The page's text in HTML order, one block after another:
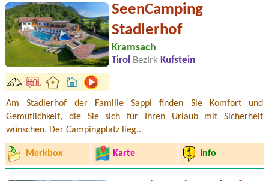
SeenCamping
Stadlerhof
Kramsach
Tirol Bezirk Kufstein
Am Stadlerhof der Familie Sappl finden Sie Komfort und
Gemütlichkeit, die Sie sich für Ihren Urlaub mit Sicherheit
wünschen. Der Campingplatz lieg..
Merkbox Karte Info